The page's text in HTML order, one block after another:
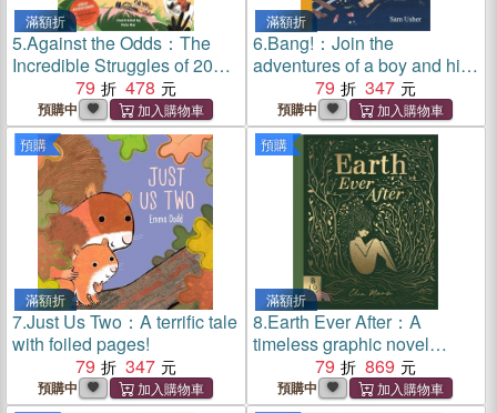
滿額折
5.Against the Odds：The
Incredible Struggles of 20
Great Adventurers
79 478
預購中
滿額折
6.Bang!：Join the
adventures of a boy and his
grandad!79 347
預購中
預購
滿額折
7.Just Us Two：A terrific tale
with foiled pages!
79
347
預購中
預購
滿額折
8.Earth Ever After：A
timeless graphic novel
folktale that brings to life the
beautiful story of our world
79 869
預購中